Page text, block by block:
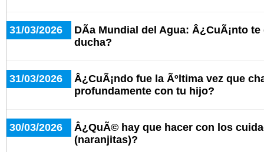
31/03/2026
DÃ­a Mundial del Agua: Â¿CuÃ¡nto te
ducha?
31/03/2026
Â¿CuÃ¡ndo fue la Ãºltima vez que
profundamente con tu hijo?
30/03/2026
Â¿QuÃ© hay que hacer con los
(naranjitas)?